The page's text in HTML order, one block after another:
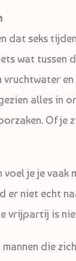
dat seks
wat tussen
vruchtwater
alles in
Of je
voel je je
niet echt
vrijpartij is
die